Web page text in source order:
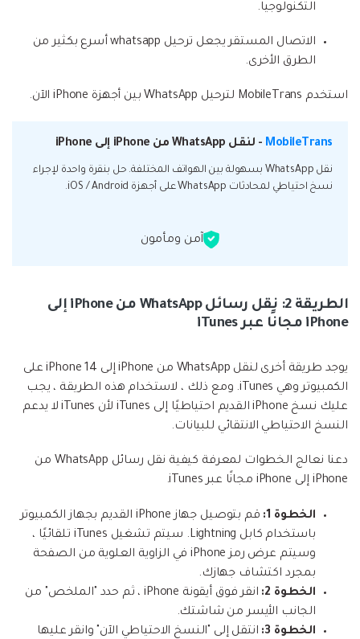
التكنولوجيا.
الاتصال المستقر يجعل ترحيل whatsapp أسرع بكثير من
الطرق الأخرى.
استخدم MobileTrans لترحيل WhatsApp بين أجهزة iPhone الآن.
MobileTrans - لنقل WhatsApp من iPhone إلى iPhone
نقل WhatsApp بسهولة بين الهواتف المختلفة. حل بنقرة واحدة لإجراء
نسخ احتياطي لمحادثات WhatsApp على أجهزة iOS / Android.
آمن ومأمون
الطريقة 2: نقل رسائل WhatsApp من iPhone إلى
iPhone مجانًا عبر iTunes
يوجد طريقة أخرى لنقل WhatsApp من iPhone إلى iPhone 14 على
الكمبيوتر وهي iTunes. ومع ذلك ، لاستخدام هذه الطريقة ، يجب
عليك نسخ iPhone القديم احتياطيًا إلى iTunes لأن iTunes لا يدعم
النسخ الاحتياطي الانتقائي للبيانات.
دعنا نعالج الخطوات لمعرفة كيفية نقل رسائل WhatsApp من
iPhone إلى iPhone مجانًا عبر iTunes.
الخطوة 1:
قم بتوصيل جهاز iPhone القديم بجهاز الكمبيوتر
باستخدام كابل Lightning. سيتم تشغيل iTunes تلقائيًا ،
وسيتم عرض رمز iPhone في الزاوية العلوية من الصفحة
بمجرد اكتشاف جهازك.
الخطوة 2:
انقر فوق أيقونة iPhone ، ثم حدد "الملخص" من
الجانب الأيسر من شاشتك.
الخطوة 3:
انتقل إلى "النسخ الاحتياطي الآن" وانقر عليها